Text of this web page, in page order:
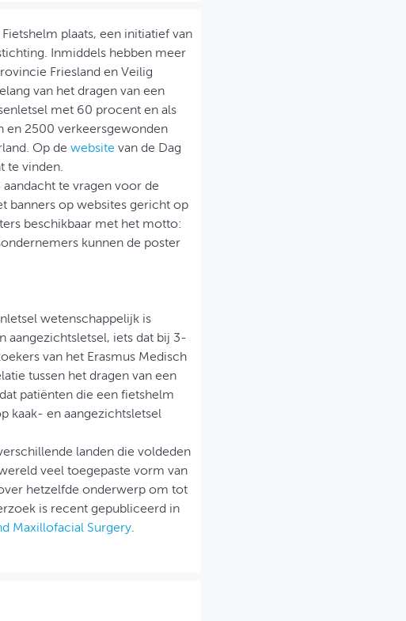
plaats, een initiatief van
Inmiddels hebben meer
Friesland en Veilig
van het dragen van een
met 60 procent en als
en 2500 verkeersgewonden
Op de website van de Dag
te vinden.
te vragen voor de
banners op websites gericht op
beschikbaar met het motto:
kunnen de poster
wetenschappelijk is
aangezichtsletsel, iets dat bij 3-
van het Erasmus Medisch
tussen het dragen van een
patiënten die een fietshelm
kaak- en aangezichtsletsel
landen die voldeden
veel toegepaste vorm van
hetzelfde onderwerp om tot
is recent gepubliceerd in
Maxillofacial Surgery.